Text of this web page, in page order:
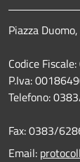
Piazza
Codice
P.Iva:
Telefono:
Fax:0383/
Email: